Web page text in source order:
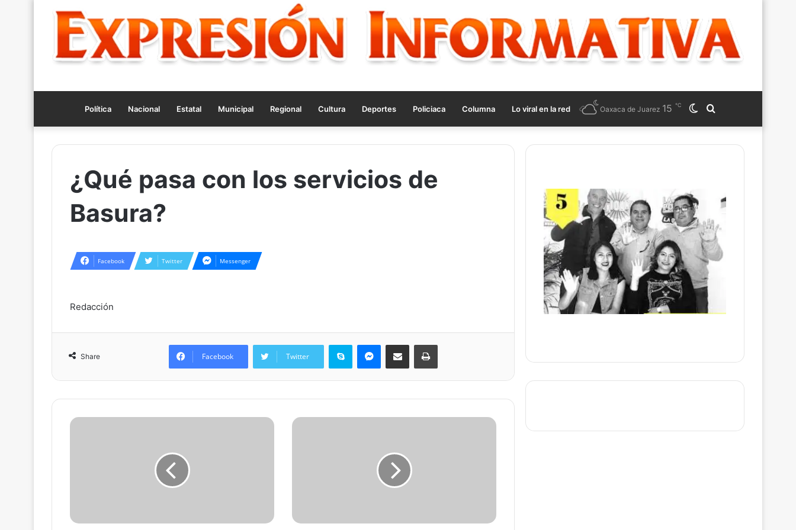
Política Nacional Estatal Municipal Regional Cultura Deportes Policiaca Columna Lo viral en la red
for
Switch
skin
Oaxaca de Juarez 15 ℃
¿Qué pasa con los servicios de
Basura?
Facebook Twitter Messenger
Redacción
Share Facebook Twitter
Skype Messenger
Share via Email Print